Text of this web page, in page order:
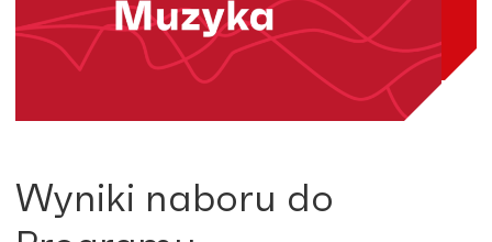
Wyniki naboru do